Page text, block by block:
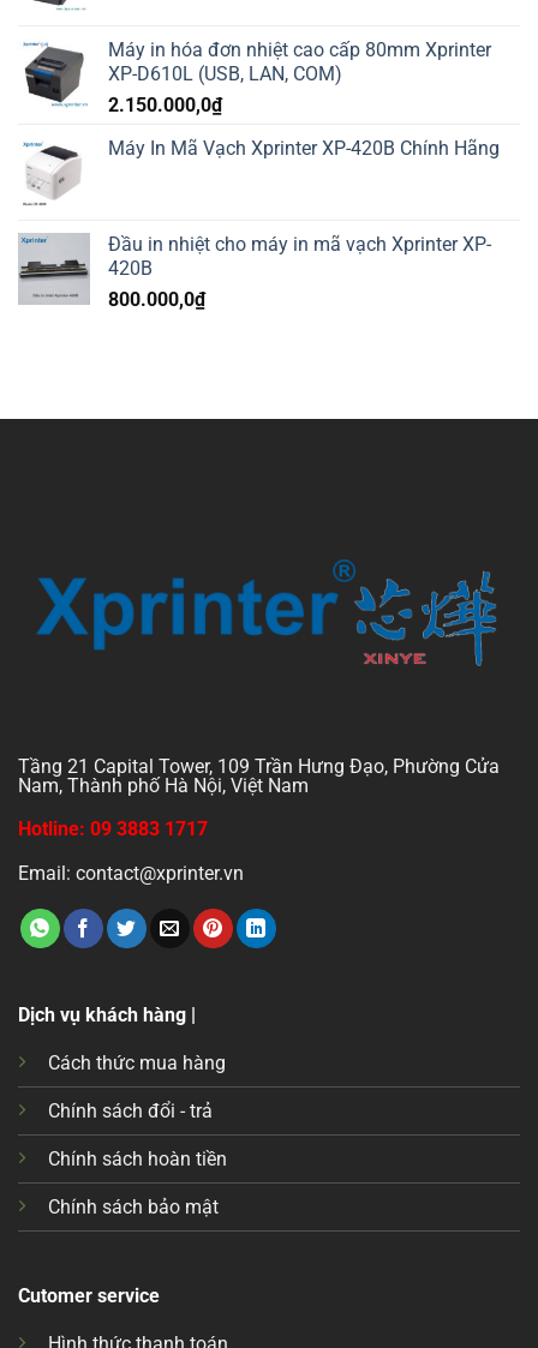
Máy in hóa đơn nhiệt cao cấp 80mm Xprinter
XP-D610L (USB, LAN, COM)
2.150.000,0₫
Máy In Mã Vạch Xprinter XP-420B Chính Hãng
Đầu in nhiệt cho máy in mã vạch Xprinter XP-
420B
800.000,0₫
Tầng 21 Capital Tower, 109 Trần Hưng Đạo, Phường Cửa
Nam, Thành phố Hà Nội, Việt Nam
Hotline: 09 3883 1717
Email: contact@xprinter.vn
Dịch vụ khách hàng |
Cách thức mua hàng
Chính sách đổi - trả
Chính sách hoàn tiền
Chính sách bảo mật
Cutomer service
Hình thức thanh toán